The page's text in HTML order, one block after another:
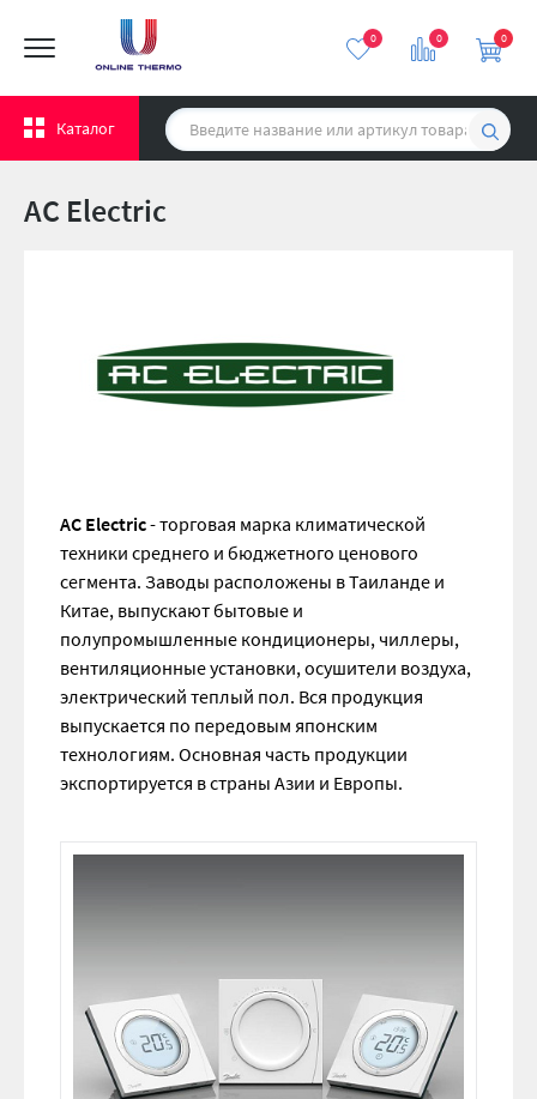
0 0
Каталог
0
AC Electric
AC Electric- торговая марка климатической
техники среднего и бюджетного ценового
сегмента. Заводы расположены в Таиланде и
Китае, выпускают бытовые и
полупромышленные кондиционеры, чиллеры,
вентиляционные установки, осушители воздуха,
электрический теплый пол. Вся продукция
выпускается по передовым японским
технологиям. Основная часть продукции
экспортируется в страны Азии и Европы.